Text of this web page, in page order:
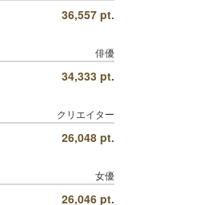
36,557 pt.
俳優
34,333 pt.
クリエイター
26,048 pt.
女優
26,046 pt.